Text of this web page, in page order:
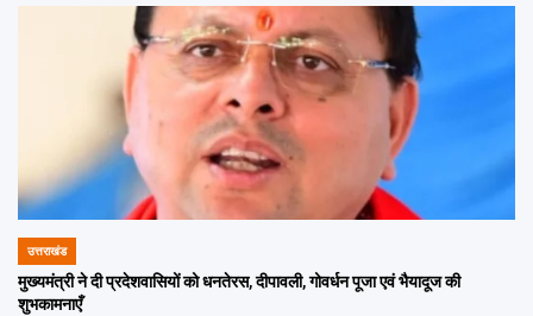
POSTED
IN
उत्तराखंड
मुख्यमंत्री ने दी प्रदेशवासियों को धनतेरस, दीपावली, गोवर्धन पूजा एवं भैयादूज की
शुभकामनाएँ